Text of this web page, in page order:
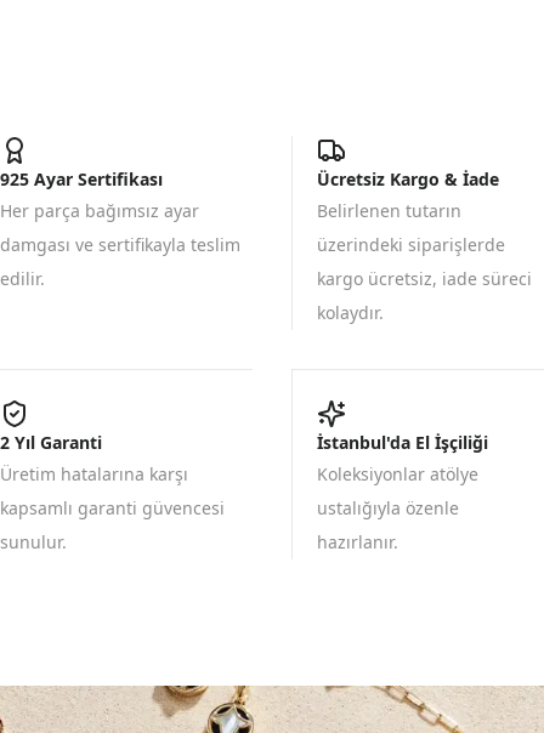
925 Ayar Sertifikası
Her parça bağımsız ayar
damgası ve sertifikayla teslim
edilir.
Ücretsiz Kargo & İade
Belirlenen tutarın
üzerindeki siparişlerde
kargo ücretsiz, iade süreci
kolaydır.
2 Yıl Garanti
Üretim hatalarına karşı
kapsamlı garanti güvencesi
sunulur.
İstanbul'da El İşçiliği
Koleksiyonlar atölye
ustalığıyla özenle
hazırlanır.